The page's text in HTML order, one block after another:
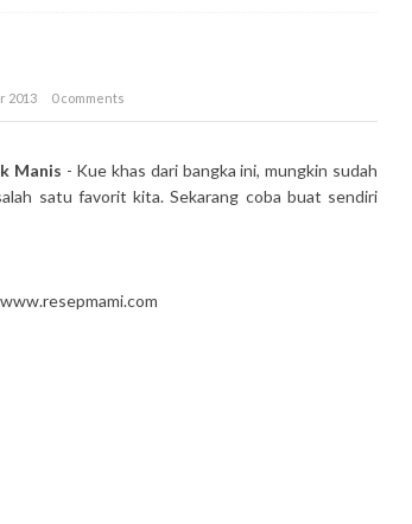
2013 0 comments
Manis - Kue khas dari bangka ini, mungkin sudah
satu favorit kita. Sekarang coba buat sendiri